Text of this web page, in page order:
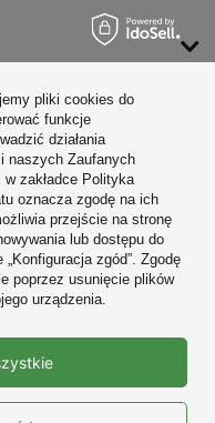
brutto (z VAT).
pliki cookies do
funkcje
działania
naszych Zaufanych
zakładce Polityka
oznacza zgodę na ich
przejście na stronę
lub dostępu do
zgód”. Zgodę
poprzez usunięcie plików
urządzenia.